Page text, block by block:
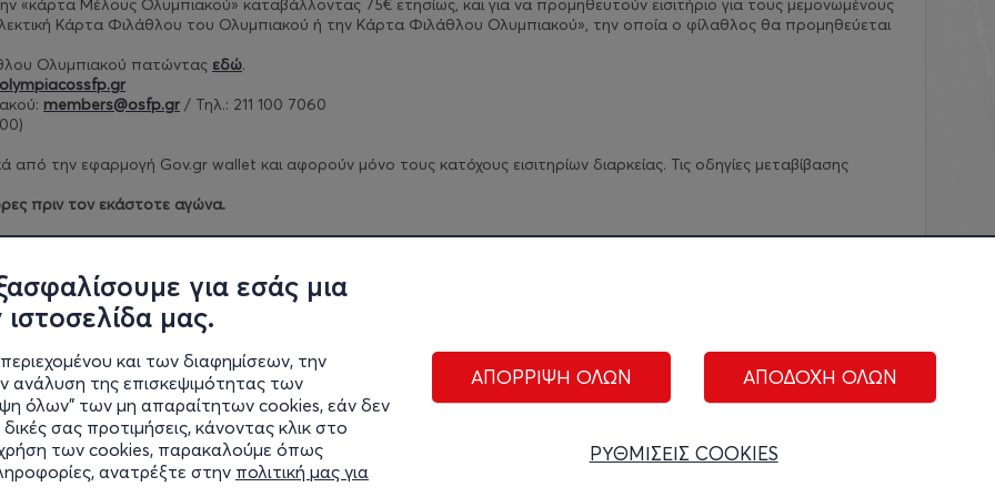
για εσάς μια
μας.
και των διαφημίσεων, την
ανάλυση της επισκεψιμότητας των
όλων" των μη απαραίτητων cookies, εάν δεν
σας προτιμήσεις, κάνοντας κλικ στο
χρήση των cookies, παρακαλούμε όπως
ανατρέξτε στην πολιτική μας για
ΑΠΟΡΡΙΨΗ ΟΛΩΝ ΑΠΟΔΟΧΗ ΟΛΩΝ
ΡΥΘΜΙΣΕΙΣ COOKIES
«κάρτα Μέλους Ολυμπιακού» καταβάλλοντας 75€ ετησίως, και για να προμηθευτούν εισιτήριο για τους μεμονωμένους
Κάρτα Φιλάθλου του Ολυμπιακού ή την Κάρτα Φιλάθλου Ολυμπιακού», την οποία ο φίλαθλος θα προμηθεύεται
Ολυμπιακού πατώντας εδώ.
members@osfp.gr / Τηλ.: 211 100 7060
από την εφαρμογή Gov.gr wallet και αφορούν μόνο τους κατόχους εισιτηρίων διαρκείας. Τις οδηγίες μεταβίβασης
πριν τον εκάστοτε αγώνα.
πατήστεεδώ.
ΑΚΟΛΟΥΘΗΣΤΕ ΜΑΣ: